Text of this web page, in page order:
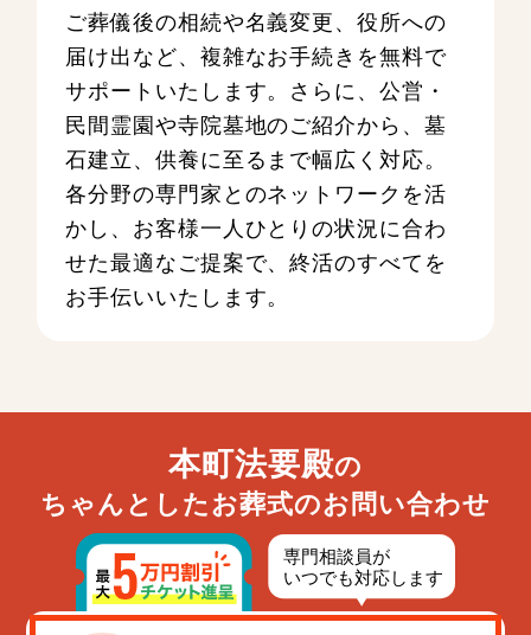
ご葬儀後の相続や名義変更、役所への
届け出など、複雑なお手続きを無料で
サポートいたします。さらに、公営・
民間霊園や寺院墓地のご紹介から、墓
石建立、供養に至るまで幅広く対応。
各分野の専門家とのネットワークを活
かし、お客様一人ひとりの状況に合わ
せた最適なご提案で、終活のすべてを
お手伝いいたします。
本町法要殿の
ちゃんとしたお葬式のお問い合わせ